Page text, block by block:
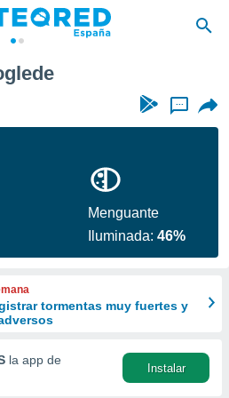
...
Menguante
Iluminada:46%
tormentas muy fuertes y
la app de
Instalar